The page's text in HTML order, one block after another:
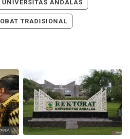
UNIVERSITAS ANDALAS
OBAT TRADISIONAL